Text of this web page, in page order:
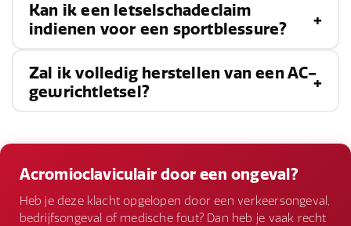
Het herstel kan variëren, maar bij milde letsels
kan het enkele weken duren, terwijl ernstige
gevallen enkele maanden nodig hebben, vooral
als er een operatie bij betrokken is.
Kan ik een letselschadeclaim
indienen voor een sportblessure?
Ja, als de blessure is veroorzaakt door
nalatigheid van anderen, zoals slechte
schadevergoeding te claimen.
Zal ik volledig herstellen van een AC-
gewrichtletsel?
de mate van schade en de
Acromioclaviculair door een ongeval?
Heb je deze klacht opgelopen door een verkeersongeval,
bedrijfsongeval of medische fout? Dan heb je vaak recht